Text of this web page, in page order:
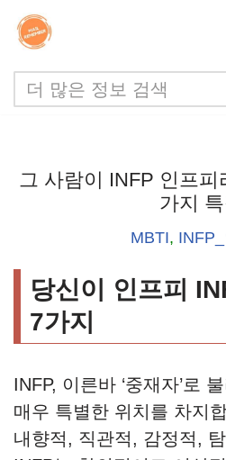
콘
텐
츠
너
그 사람이 INFP 인프
가지
MBTI,
당신이 인프피
7가지
INFP, 이른바 ‘중재자’로
매우 특별한 위치를 차지
내향적, 직관적, 감정적,